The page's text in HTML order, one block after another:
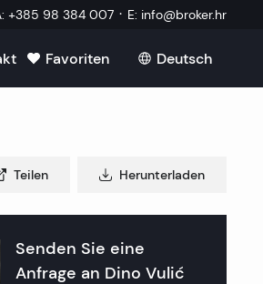
: +385 98 384 007 · E: info@broker.hr
Favoriten Deutsch
Alle ansehen
Teilen Herunterladen
Senden Sie eine
Anfrage an Dino Vulić